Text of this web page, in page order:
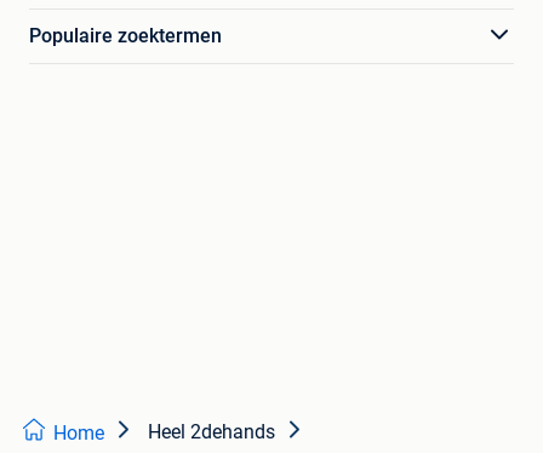
Populaire zoektermen
Home Heel 2dehands